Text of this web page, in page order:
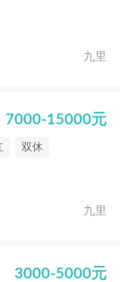
九里
7000-15000元
双休
九里
3000-5000元